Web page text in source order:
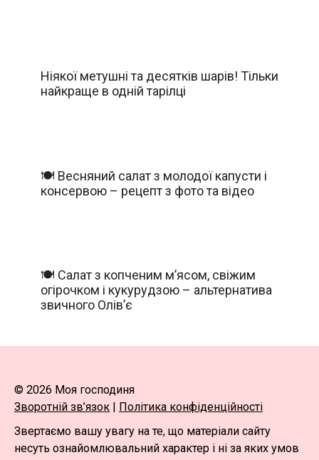
Ніякої метушні та десятків шарів! Тільки
найкраще в одній тарілці
🍽️ Весняний салат з молодої капусти і
консервою – рецепт з фото та відео
🍽️ Салат з копченим м’ясом, свіжим
огірочком і кукурудзою – альтернатива
звичного Олів’є
© 2026 Моя господиня
Зворотній зв’язок | Політика конфіденційності
Звертаємо вашу увагу на те, що матеріали сайту
несуть ознайомлювальний характер і ні за яких умов